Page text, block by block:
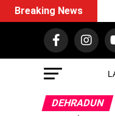
Breaking News
DEHRADUN